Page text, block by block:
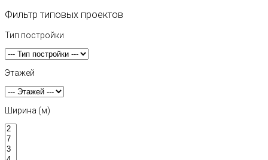
Фильтр типовых проектов
Тип постройки
Этажей
Ширина (м)